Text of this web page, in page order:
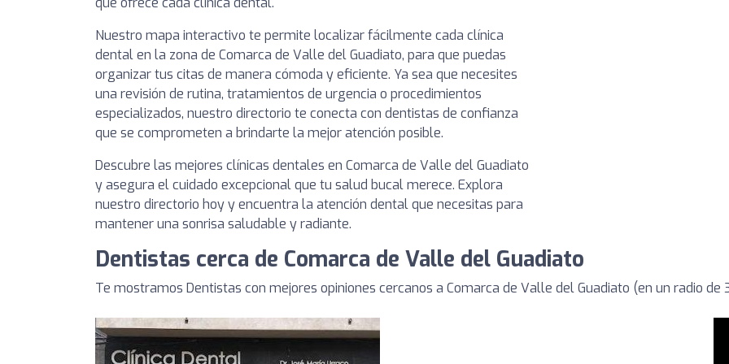
Nuestro mapa interactivo te permite localizar fácilmente cada clínica
dental en la zona de Comarca de Valle del Guadiato, para que puedas
organizar tus citas de manera cómoda y eficiente. Ya sea que necesites
una revisión de rutina, tratamientos de urgencia o procedimientos
especializados, nuestro directorio te conecta con dentistas de confianza
que se comprometen a brindarte la mejor atención posible.
Descubre las mejores clínicas dentales en Comarca de Valle del Guadiato
y asegura el cuidado excepcional que tu salud bucal merece. Explora
nuestro directorio hoy y encuentra la atención dental que necesitas para
mantener una sonrisa saludable y radiante.
Dentistas cerca de Comarca de Valle del Guadiato
Te mostramos Dentistas con mejores opiniones cercanos a Comarca de Valle del Guadiato (en un radio de